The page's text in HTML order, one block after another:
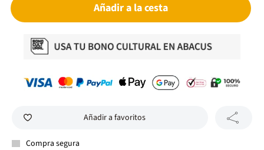
Añadir a la cesta
Añadir a favoritos
Compra segura